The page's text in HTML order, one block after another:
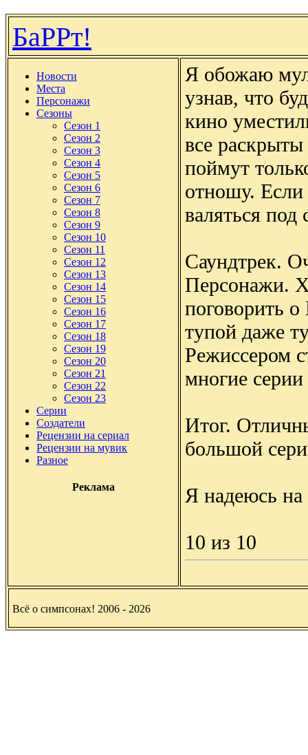
БаРРт!
Новости
Места
Персонажи
Сезоны
Сезон 1
Сезон 2
Сезон 3
Сезон 4
Сезон 5
Сезон 6
Сезон 7
Сезон 8
Сезон 9
Сезон 10
Сезон 11
Сезон 12
Сезон 13
Сезон 14
Сезон 15
Сезон 16
Сезон 17
Сезон 18
Сезон 19
Сезон 20
Сезон 21
Сезон 22
Сезон 23
Серии
Создатели
Рецензии на сериал
Рецензии на мувик
Разное
Реклама
Я обожаю
узнав, что
кино
все
поймут
отношу.
валяться под
Саундтрек.
Персонажи.
поговорить
тупой даже
Режиссером
многие
Итог.
большой
Я надеюсь
10 из 10
Всё о симпсонах! 2006 - 2026